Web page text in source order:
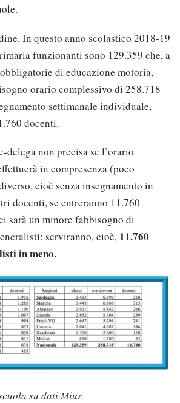
In questo anno scolastico 2018-19
funzionanti sono 129.359 che, a
di educazione motoria,
orario complessivo di 258.718
settimanale individuale,
docenti.
delega non precisa se l’orario
in compresenza (poco
cioè senza insegnamento in
docenti, se entreranno 11.760
sarà un minore fabbisogno di
serviranno, cioè, 11.760
in meno.
su dati Miur.